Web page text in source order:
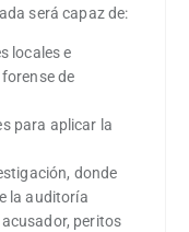
será capaz de:
locales e
de
para aplicar la
donde
la auditoría
peritos